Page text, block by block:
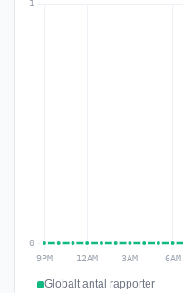
Globalt antal rapporter